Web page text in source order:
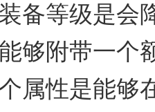
备等级是会
够附带一个
属性是能够